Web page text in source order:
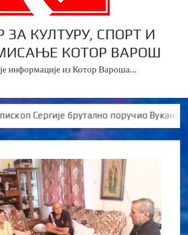
ЗА КУЛТУРУ, СПОРТ И
КОТОР ВАРОШ
информације из Котор Вароша…
Сергије брутално поручио